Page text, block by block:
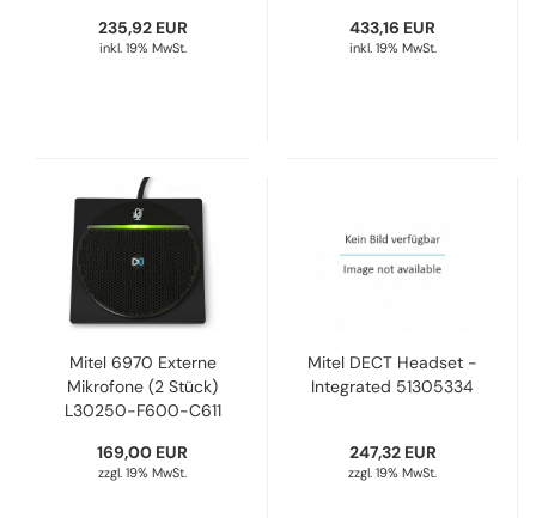
235,92 EUR
inkl. 19% MwSt.
433,16 EUR
inkl. 19% MwSt.
Mitel 6970 Externe
Mikrofone (2 Stück)
L30250-F600-C611
169,00 EUR
zzgl. 19% MwSt.
Mitel DECT Headset -
Integrated 51305334
247,32 EUR
zzgl. 19% MwSt.